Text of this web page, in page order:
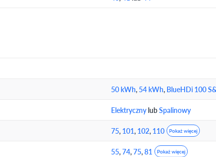
50 kWh, 54 kWh, BlueHDi 100
Elektryczny lubSpalinowy
75, 101, 102, 110 Pokaż więcej
55,74,75,81 Pokaż więcej